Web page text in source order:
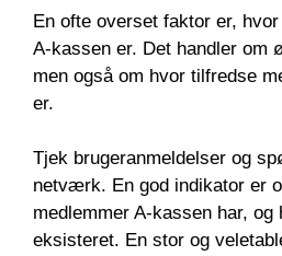
En ofte overset faktor er,
A-kassen er. Det handler om
men også om hvor tilfredse
er.
Tjek brugeranmeldelser og
netværk. En god indikator er
medlemmer A-kassen har,
eksisteret. En stor og